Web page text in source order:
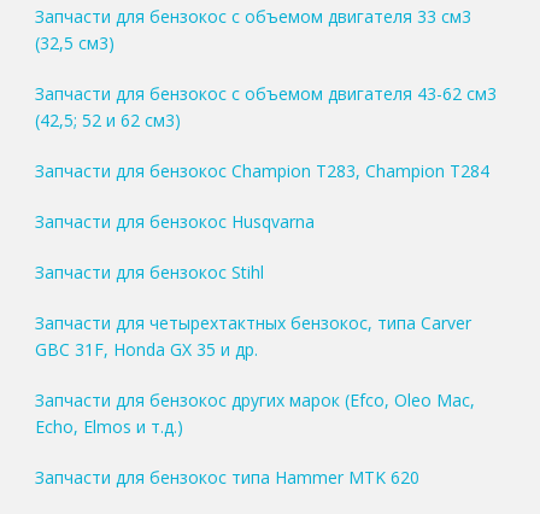
Запчасти для бензокос с объемом двигателя 33 см3
(32,5 см3)
Запчасти для бензокос с объемом двигателя 43-62 см3
(42,5; 52 и 62 см3)
Запчасти для бензокос Champion T283, Champion T284
Запчасти для бензокос Husqvarna
Запчасти для бензокос Stihl
Запчасти для четырехтактных бензокос, типа Carver
GBC 31F, Honda GX 35 и др.
Запчасти для бензокос других марок (Efco, Oleo Mac,
Echo, Elmos и т.д.)
Запчасти для бензокос типа Hammer MTK 620